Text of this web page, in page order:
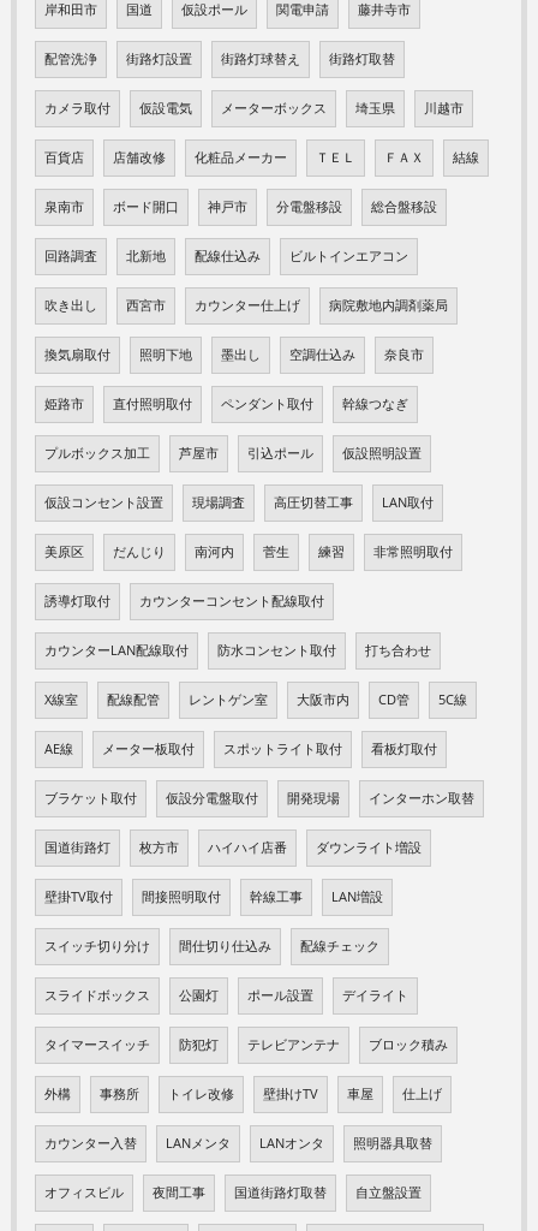
岸和田市 国道 仮設ポール 関電申請 藤井寺市
配管洗浄 街路灯設置 街路灯球替え 街路灯取替
カメラ取付 仮設電気 メーターボックス 埼玉県 川越市
百貨店 店舗改修 化粧品メーカー ＴＥＬ ＦＡＸ 結線
泉南市 ボード開口 神戸市 分電盤移設 総合盤移設
回路調査 北新地 配線仕込み ビルトインエアコン
吹き出し 西宮市 カウンター仕上げ 病院敷地内調剤薬局
換気扇取付 照明下地 墨出し 空調仕込み 奈良市
姫路市 直付照明取付 ペンダント取付 幹線つなぎ
プルボックス加工 芦屋市 引込ポール 仮設照明設置
仮設コンセント設置 現場調査 高圧切替工事 LAN取付
美原区 だんじり 南河内 菅生 練習 非常照明取付
誘導灯取付 カウンターコンセント配線取付
カウンターLAN配線取付 防水コンセント取付 打ち合わせ
X線室 配線配管 レントゲン室 大阪市内 CD管 5C線
AE線 メーター板取付 スポットライト取付 看板灯取付
ブラケット取付 仮設分電盤取付 開発現場 インターホン取替
国道街路灯 枚方市 ハイハイ店番 ダウンライト増設
壁掛TV取付 間接照明取付 幹線工事 LAN増設
スイッチ切り分け 間仕切り仕込み 配線チェック
スライドボックス 公園灯 ポール設置 デイライト
タイマースイッチ 防犯灯 テレビアンテナ ブロック積み
外構 事務所 トイレ改修 壁掛けTV 車屋 仕上げ
カウンター入替 LANメンタ LANオンタ 照明器具取替
オフィスビル 夜間工事 国道街路灯取替 自立盤設置